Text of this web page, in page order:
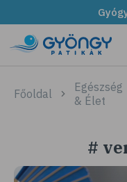
Főoldal
Egészség
& Élet
#